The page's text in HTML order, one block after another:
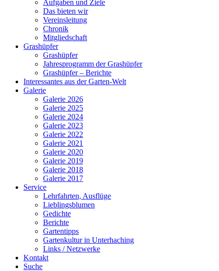
Aufgaben und Ziele
Das bieten wir
Vereinsleitung
Chronik
Mitgliedschaft
Grashüpfer
Grashüpfer
Jahresprogramm der Grashüpfer
Grashüpfer – Berichte
Interessantes aus der Garten-Welt
Galerie
Galerie 2026
Galerie 2025
Galerie 2024
Galerie 2023
Galerie 2022
Galerie 2021
Galerie 2020
Galerie 2019
Galerie 2018
Galerie 2017
Service
Lehrfahrten, Ausflüge
Lieblingsblumen
Gedichte
Berichte
Gartentipps
Gartenkultur in Unterhaching
Links / Netzwerke
Kontakt
Suche